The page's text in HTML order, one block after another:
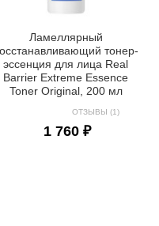
Ламеллярный
тонер-
эссенция для лица Real
Barrier Extreme Essence
Toner Original, 200 мл
ОТЗЫВЫ (1)
1 760 ₽